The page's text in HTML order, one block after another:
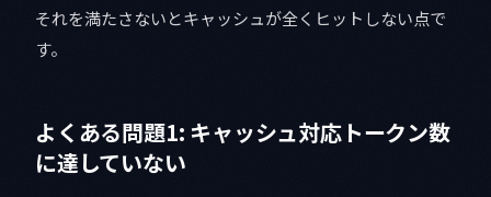
それを満たさないとキャッシュが全くヒットしない点で
す。
よくある問題1: キャッシュ対応トークン数
に達していない